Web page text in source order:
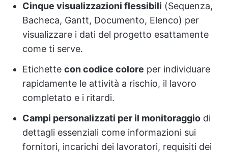
Cinque visualizzazioni flessibili (Sequenza,
Bacheca, Gantt, Documento, Elenco) per
visualizzare i dati del progetto esattamente
come ti serve.
Etichette con codice colore per individuare
rapidamente le attività a rischio, il lavoro
completato e i ritardi.
Campi personalizzati per il monitoraggio di
dettagli essenziali come informazioni sui
fornitori, incarichi dei lavoratori, requisiti dei